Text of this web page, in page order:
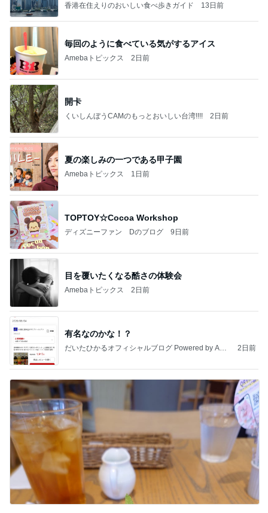
香港在住えりのおいしい食べ歩きガイド 13日前
毎回のように食べている気がするアイス
Amebaトピックス 2日前
開卡
くいしんぼうCAMのもっとおいしい台湾!!!! 2日前
夏の楽しみの一つである甲子園
Amebaトピックス 1日前
TOPTOY☆Cocoa Workshop
ディズニーファン Dのブログ 9日前
目を覆いたくなる酷さの体験会
Amebaトピックス 2日前
有名なのかな！？
だいたひかるオフィシャルブログ Powered by Ame
2日前